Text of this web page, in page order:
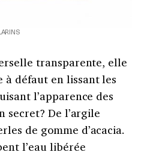
transparente, elle
à défaut en lissant les
l’apparence des
secret? De l’argile
de gomme d’acacia.
l’eau libérée